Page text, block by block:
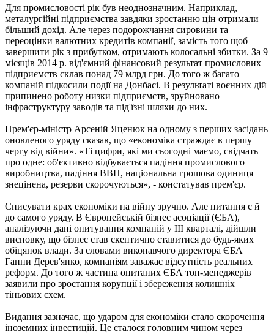
Для промисловості рік був неоднозначним. Наприклад,
металургійні підприємства завдяки зростанню цін отримали
більший дохід. Але через подорожчання сировини та
переоцінки валютних кредитів компанії, замість того щоб
завершити рік з прибутком, отримають колосальні збитки. За 9
місяців 2014 р. від'ємний фінансовий результат промислових
підприємств склав понад 79 млрд грн. До того ж багато
компаній підкосили події на Донбасі. В результаті воєнних дій
припинено роботу низки підприємств, зруйновано
інфраструктуру заводів та під'їзні шляхи до них.
Прем'єр-міністр Арсеній Яценюк на одному з перших засідань
оновленого уряду сказав, що «економіка страждає в першу
чергу від війни». «Ті цифри, які ми сьогодні маємо, свідчать
про одне: об'єктивно відбувається падіння промислового
виробництва, падіння ВВП, національна грошова одиниця
знецінена, резерви скорочуються», - констатував прем'єр.
Списувати крах економіки на війну зручно. Але питання є й
до самого уряду. В Європейській бізнес асоціації (ЄБА),
аналізуючи дані опитування компаній у ІІІ кварталі, дійшли
висновку, що бізнес став скептично ставитися до будь-яких
обіцянок влади. За словами виконавчого директора ЄБА
Ганни Дерев'янко, компаніям заважає відсутність реальних
реформ. До того ж частина опитаних ЄБА топ-менеджерів
заявили про зростання корупції і збереження колишніх
тіньових схем.
Видання зазначає, що ударом для економіки стало скорочення
іноземних інвестицій. Це сталося головним чином через